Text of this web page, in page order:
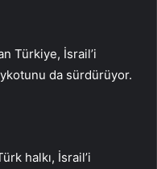
Türkiye, İsrail’i
da sürdürüyor.
halkı, İsrail’i